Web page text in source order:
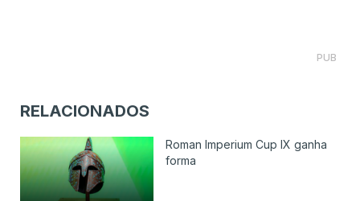
PUB
RELACIONADOS
Roman Imperium Cup IX ganha
forma